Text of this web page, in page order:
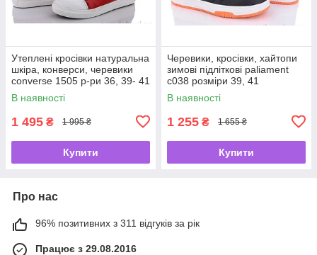
Утеплені кросівки натуральна
шкіра, конверси, черевики
converse 1505 р-ри 36, 39- 41
В наявності
1 495 ₴ 1 995 ₴
Купити
Черевики, кросівки, хайтопи
зимові підліткові paliament
c038 розміри 39, 41
В наявності
1 255 ₴ 1 655 ₴
Купити
Про нас
96% позитивних з 311 відгуків за рік
Працює з 29.08.2016